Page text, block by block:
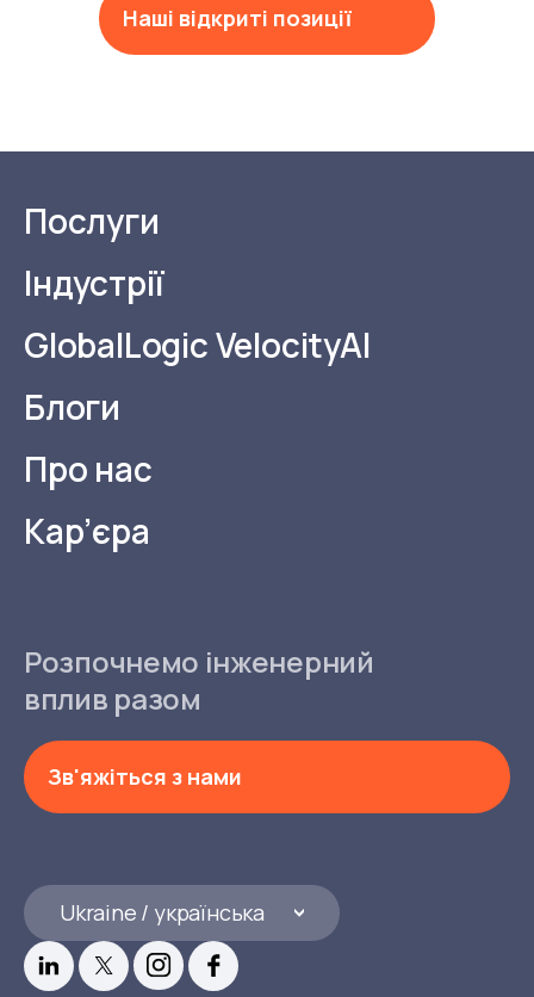
Наші відкриті позиції
Послуги
Індустрії
GlobalLogic VelocityAI
Блоги
Про нас
Кар’єра
Розпочнемо інженерний
вплив разом
Зв'яжіться з нами
Ukraine / українська